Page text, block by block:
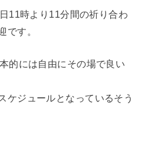
11時より11分間の祈り合わ
です。
的には自由にその場で良い
ケジュールとなっているそう